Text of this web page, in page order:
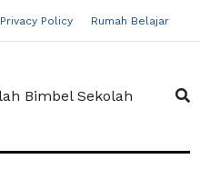
Privacy Policy Rumah Belajar